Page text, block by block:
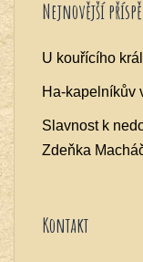
Nejnovější
U kouřícího
Ha-kapelníkův
Slavnost k
Zdeňka
Kontakt